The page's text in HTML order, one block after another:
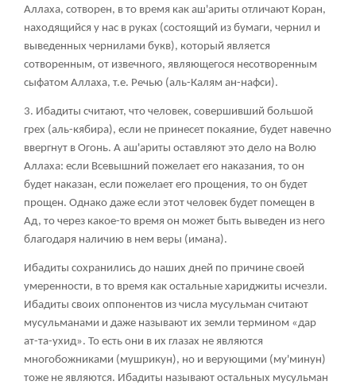
Аллаха, сотворен, в то время как аш'ариты отличают Коран,
находящийся у нас в руках (состоящий из бумаги, чернил и
выведенных чернилами букв), который является
сотворенным, от извечного, являющегося несотворенным
сыфатом Аллаха, т.е. Речью (аль-Калям ан-нафси).
3. Ибадиты считают, что человек, совершивший большой
грех (аль-кябира), если не принесет покаяние, будет навечно
ввергнут в Огонь. А аш'ариты оставляют это дело на Волю
Аллаха: если Всевышний пожелает его наказания, то он
будет наказан, если пожелает его прощения, то он будет
прощен. Однако даже если этот человек будет помещен в
Ад, то через какое-то время он может быть выведен из него
благодаря наличию в нем веры (имана).
Ибадиты сохранились до наших дней по причине своей
умеренности, в то время как остальные хариджиты исчезли.
Ибадиты своих оппонентов из числа мусульман считают
мусульманами и даже называют их земли термином «дар
ат-та-ухид». То есть они в их глазах не являются
многобожниками (мушрикун), но и верующими (му'минун)
тоже не являются. Ибадиты называют остальных мусульман